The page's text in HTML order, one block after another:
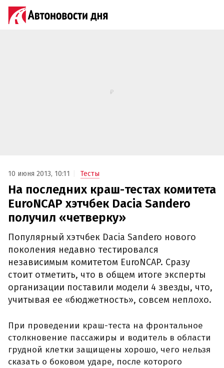
10 июня 2013, 10:11 Тесты
На последних краш-тестах комитета
EuroNCAP хэтчбек Dacia Sandero
получил «четверку»
Популярный хэтчбек Dacia Sandero нового
поколения недавно тестировался
независимым комитетом EuroNCAP. Сразу
стоит отметить, что в общем итоге эксперты
организации поставили модели 4 звезды, что,
учитывая ее «бюджетность», совсем неплохо.
При проведении краш-теста на фронтальное
столкновение пассажиры и водитель в области
грудной клетки защищены хорошо, чего нельзя
сказать о боковом ударе, после которого